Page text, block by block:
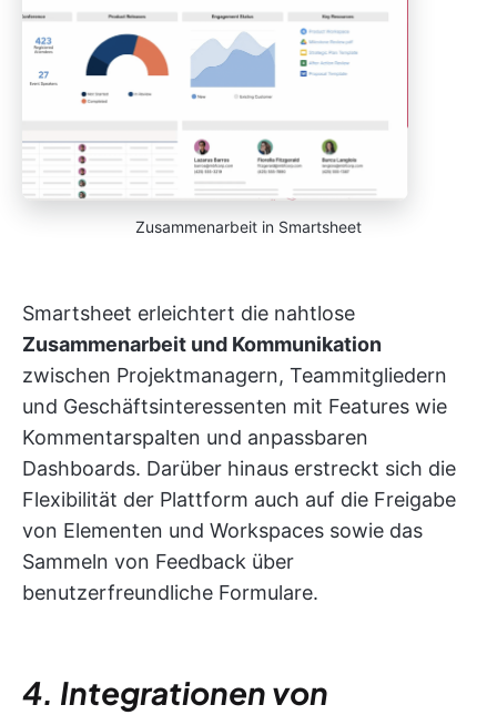
Zusammenarbeit in Smartsheet
Smartsheet erleichtert die nahtlose
Zusammenarbeit und Kommunikation
zwischen Projektmanagern, Teammitgliedern
und Geschäftsinteressenten mit Features wie
Kommentarspalten und anpassbaren
Dashboards. Darüber hinaus erstreckt sich die
Flexibilität der Plattform auch auf die Freigabe
von Elementen und Workspaces sowie das
Sammeln von Feedback über
benutzerfreundliche Formulare.
4. Integrationen von